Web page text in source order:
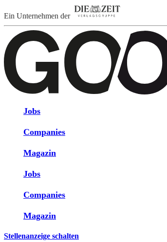
Ein Unternehmen der
Jobs
Companies
Magazin
Jobs
Companies
Magazin
Stellenanzeige schalten